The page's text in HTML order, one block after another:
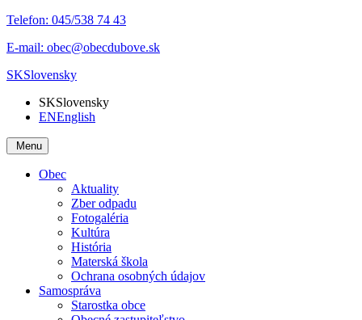
Telefon: 045/538 74 43
E-mail: obec@obecdubove.sk
SKSlovensky
SKSlovensky
ENEnglish
Menu
Obec
Aktuality
Zber odpadu
Fotogaléria
Kultúra
História
Materská škola
Ochrana osobných údajov
Samospráva
Starostka obce